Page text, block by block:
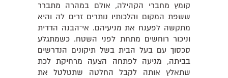
קומץ מחברי הקהילה, אולם במהרה מתברר
ששפת המקום והלכותיו נותרים זרים לה והיא
מתקשה לפענח את מניעיהם. אי־הבנה הדדית
וניכור רוחשים מתחת לפני השטח. כשמתגלע
סכסוך עם בעל הבית בשל תיקונים הנדרשים
בביתה, מגיעה לפתחה הצעה מרחיקת לכת
שתאלץ אותה לקבל החלטה שתטלטל את